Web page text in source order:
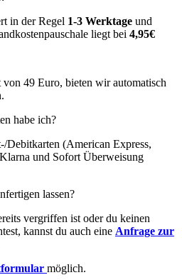
in der Regel 1-3 Werktage und
liegt bei 4,95€
49 Euro, bieten wir automatisch
habe ich?
Debitkarten (American Express,
und Sofort Überweisung
lassen?
vergriffen ist oder du keinen
kannst du auch eine Anfrage zur
möglich.